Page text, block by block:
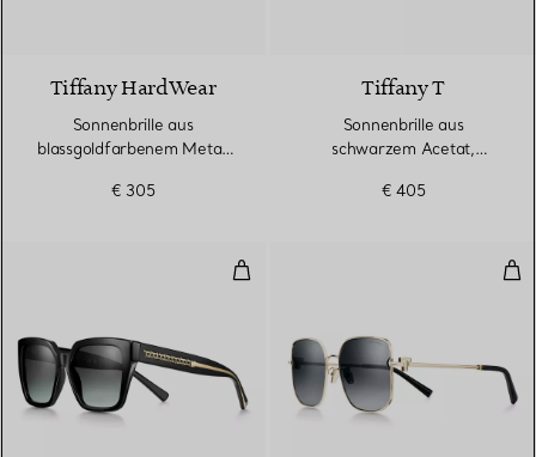
Tiffany HardWear
Sonnenbrille aus
blassgoldfarbenem Metall
€ 305
Tiffany T
Sonnenbrille aus
schwarzem Acetat,
dunkelblau
€ 405
Sonnenbrille aus schwarzem